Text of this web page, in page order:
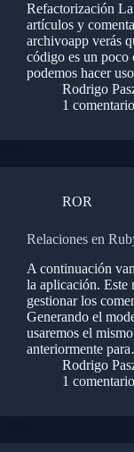
Refactorización
artículos y
archivoapp verás
código es un
podemos hacer
Rodrigo
1 comentario
ROR
Relaciones en
A continuación
la aplicación. Este
gestionar los
Generando el
usaremos el
anteriormente
Rodrigo
1 comentario